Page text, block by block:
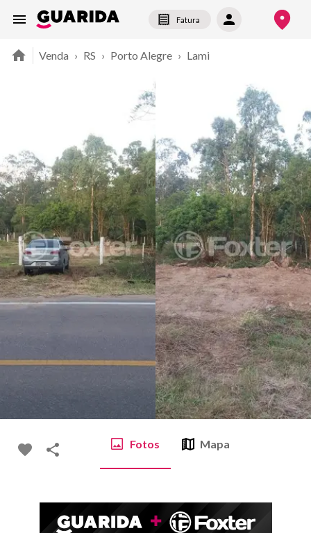
Fatura
Venda › RS › Porto Alegre › Lami
Fotos Mapa